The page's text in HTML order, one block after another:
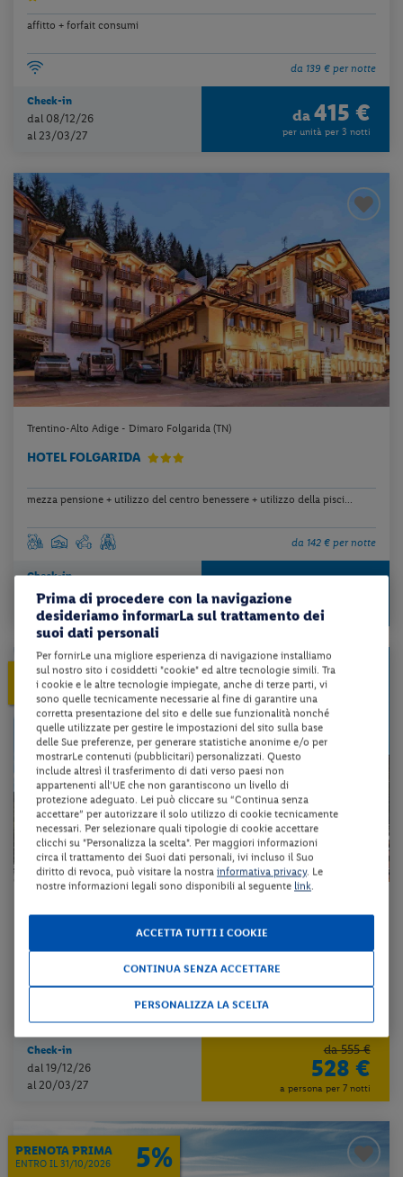
affitto + forfait consumi
da 139 € per notte
Check-in
dal 08/12/26
al 23/03/27
da 415 €
per unità per 3 notti
Trentino-Alto Adige - Dimaro Folgarida (TN)
HOTEL FOLGARIDA
mezza pensione + utilizzo del centro benessere + utilizzo della pisci...
da 142 € per notte
Check-in
dal 05/12/26
al 20/03/27
a persona per 3 notti
PRENOTA PRIMA
ENTRO IL 30/09/2026 5%
HOTEL GARNI CRISTIANIA
pernottamento e colazione
Check-in
dal 19/12/26
al 20/03/27
da 555 €
528 €
a persona per 7 notti
PRENOTA PRIMA
ENTRO IL 31/10/2026 5%
Prima di procedere con la navigazione
desideriamo informarLa sul trattamento dei
suoi dati personali
Per fornirLe una migliore esperienza di navigazione installiamo
sul nostro sito i cosiddetti "cookie" ed altre tecnologie simili. Tra
i cookie e le altre tecnologie impiegate, anche di terze parti, vi
sono quelle tecnicamente necessarie al fine di garantire una
corretta presentazione del sito e delle sue funzionalità nonché
quelle utilizzate per gestire le impostazioni del sito sulla base
delle Sue preferenze, per generare statistiche anonime e/o per
mostrarLe contenuti (pubblicitari) personalizzati. Questo
include altresì il trasferimento di dati verso paesi non
appartenenti all'UE che non garantiscono un livello di
protezione adeguato. Lei può cliccare su “Continua senza
accettare” per autorizzare il solo utilizzo di cookie tecnicamente
necessari. Per selezionare quali tipologie di cookie accettare
clicchi su "Personalizza la scelta". Per maggiori informazioni
circa il trattamento dei Suoi dati personali, ivi incluso il Suo
diritto di revoca, può visitare la nostra informativa privacy. Le
nostre informazioni legali sono disponibili al seguente link.
ACCETTA TUTTI I COOKIE
CONTINUA SENZA ACCETTARE
PERSONALIZZA LA SCELTA